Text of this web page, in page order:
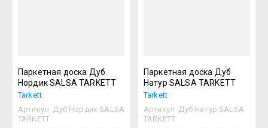
Паркетная доска Дуб
Нордик SALSA TARKETT
Tarkett
Артикул: Дуб Нордик SALSA
TARKETT
Паркетная доска Дуб
Натур SALSA TARKETT
Tarkett
Артикул: Дуб Натур SALSA
TARKETT